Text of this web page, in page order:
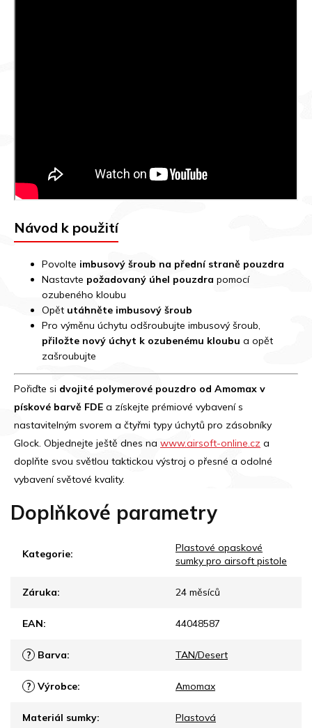
Návod k použití
Povolte imbusový šroub na přední straně pouzdra
Nastavte požadovaný úhel pouzdra pomocí
ozubeného kloubu
Opět utáhněte imbusový šroub
Pro výměnu úchytu odšroubujte imbusový šroub,
přiložte nový úchyt k ozubenému kloubu a opět
zašroubujte
Pořiďte si dvojité polymerové pouzdro od Amomax v
pískové barvě FDE a získejte prémiové vybavení s
nastavitelným svorem a čtyřmi typy úchytů pro zásobníky
Glock. Objednejte ještě dnes na www.airsoft-online.cz a
doplňte svou světlou taktickou výstroj o přesné a odolné
vybavení světové kvality.
Doplňkové parametry
Kategorie:
Plastové opaskové
sumky pro airsoft pistole
Záruka: 24 měsíců
EAN: 44048587
? Barva: TAN/Desert
? Výrobce: Amomax
Materiál sumky: Plastová